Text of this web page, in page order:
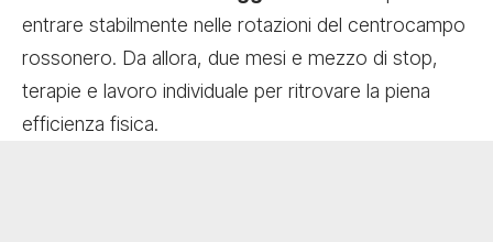
entrare stabilmente nelle rotazioni del centrocampo
rossonero. Da allora, due mesi e mezzo di stop,
terapie e lavoro individuale per ritrovare la piena
efficienza fisica.